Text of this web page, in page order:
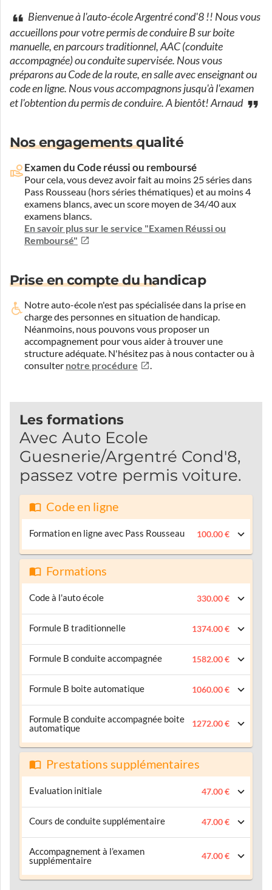
Bienvenue à l'auto-école Argentré cond'8 !! Nous vous
accueillons pour votre permis de conduire B sur boite
manuelle, en parcours traditionnel, AAC (conduite
accompagnée) ou conduite supervisée. Nous vous
préparons au Code de la route, en salle avec enseignant ou
code en ligne. Nous vous accompagnons jusqu'à l'examen
et l'obtention du permis de conduire. A bientôt! Arnaud
Nos engagements qualité
Examen du Code réussi ou remboursé
Pour cela, vous devez avoir fait au moins 25 séries dans
Pass Rousseau (hors séries thématiques) et au moins 4
examens blancs, avec un score moyen de 34/40 aux
examens blancs.
En savoir plus sur le service "Examen Réussi ou
Remboursé"
Prise en compte du handicap
Notre auto-école n'est pas spécialisée dans la prise en
charge des personnes en situation de handicap.
Néanmoins, nous pouvons vous proposer un
accompagnement pour vous aider à trouver une
structure adéquate. N'hésitez pas à nous contacter ou à
consulter notre procédure .
Les formations
Avec Auto Ecole
Guesnerie/Argentré Cond'8,
passez votre permis voiture.
Code en ligne
Formation en ligne avec Pass Rousseau 100.00 €
Formations
Code à l'auto école 330.00 €
Formule B traditionnelle 1374.00 €
Formule B conduite accompagnée 1582.00 €
Formule B boite automatique 1060.00 €
Formule B conduite accompagnée boite
automatique
1272.00 €
Prestations supplémentaires
Evaluation initiale 47.00 €
Cours de conduite supplémentaire 47.00 €
Accompagnement à l’examen
supplémentaire
47.00 €